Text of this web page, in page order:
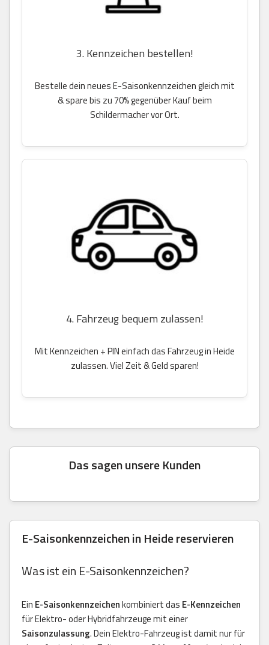
3. Kennzeichen bestellen!
Bestelle dein neues E-Saisonkennzeichen gleich mit
& spare bis zu 70% gegenüber Kauf beim
Schildermacher vor Ort.
4. Fahrzeug bequem zulassen!
Mit Kennzeichen + PIN einfach das Fahrzeug in Heide
zulassen. Viel Zeit & Geld sparen!
Das sagen unsere Kunden
E-Saisonkennzeichen in Heide reservieren
Was ist ein E-Saisonkennzeichen?
Ein E-Saisonkennzeichenkombiniert das E-Kennzeichen
für Elektro- oder Hybridfahrzeuge mit einer
Saisonzulassung. Dein Elektro-Fahrzeug ist damit nur für